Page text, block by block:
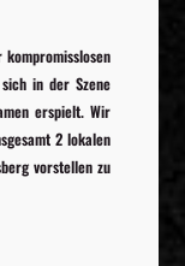
in der Szene
erspielt. Wir
2 lokalen
vorstellen zu